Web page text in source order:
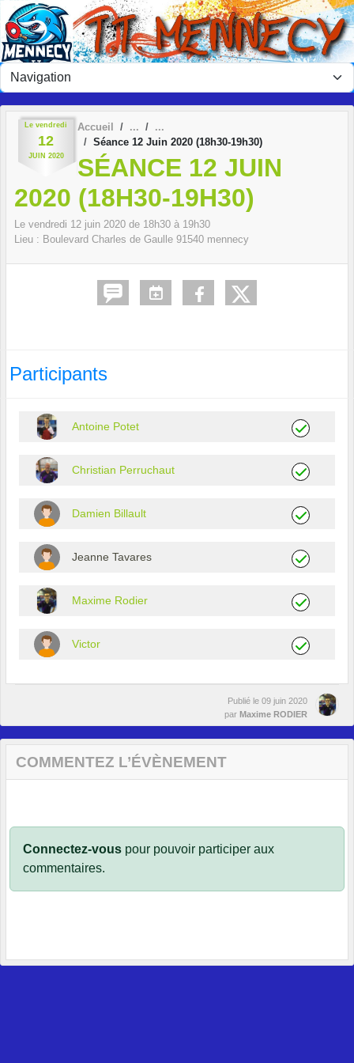
Le vendredi
12
JUIN 2020
Accueil
Séance 12 Juin 2020 (18h30-19h30)
SÉANCE 12 JUIN
2020 (18H30-19H30)
Le vendredi 12 juin 2020 de 18h30 à 19h30
Lieu : Boulevard Charles de Gaulle 91540 mennecy
Participants
Antoine Potet
Christian Perruchaut
Damien Billault
Jeanne Tavares
Maxime Rodier
Victor
Publié le 09 juin 2020
par Maxime RODIER
COMMENTEZ L’ÉVÈNEMENT
Connectez-vous pour pouvoir participer aux
commentaires.
Panneau de gestion des cookies